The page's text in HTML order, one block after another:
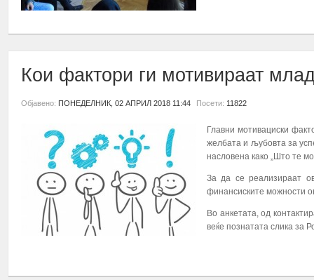
Кои фактори ги мотивираат
Објавено: ПОНЕДЕЛНИК, 02 АПРИЛ 2018 11:44 Посети: 11822
Главни мотивациски
желбата и љубовта за
насловена како „Што те
За да се реализираат
финансиските можности
Во анкетата, од
веќе познатата слика за